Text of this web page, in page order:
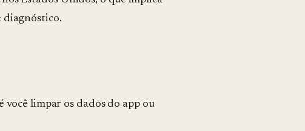
diagnóstico.
limpar os dados do app ou